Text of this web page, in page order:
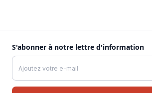
S'abonner à notre lettre d'information